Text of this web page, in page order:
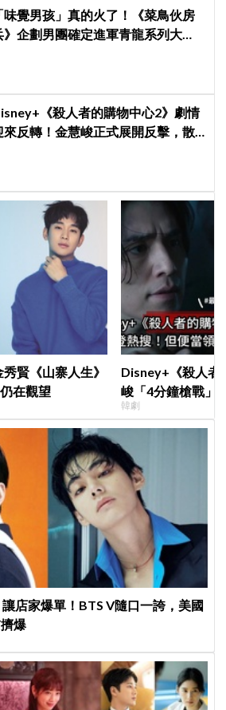
味覺男孩」真的火了！《菜鳥伙房
》企劃男團確定進軍青龍系列大
《殺人者的購物中心2》劇情
來反轉！金慧峻正式展開反擊，散
賢《山寨人生》
在觀望
Disney+《殺人者
峻「4分鐘槍戰」
完兩大主角全掛
韓劇
店家爆單！BTS V隨口一誇，美國
爆